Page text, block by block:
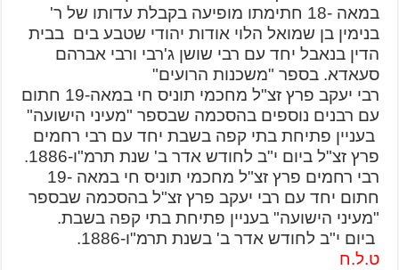
במאה -18 חתימתו מופיעה בקבלת עדותו של ר'
בנימין בן שמואל הלוי אודות יהודי שטבע בים בבית
הדין בנאבל יחד עם רבי שושן ג'רבי ורבי אברהם
סעאדא. בספר "משכנות הרועים"
רבי יעקב פרץ זצ"ל מחכמי תוניס חי במאה-19 חתום
עם רבנים נוספים בהסכמה שבספר "מעיני הישועה"
בעניין פתיחת בתי קפה בשבת יחד עם רבי רחמים
פרץ זצ"ל ביום י"ב לחודש אדר ב' שנת תרמ"ו-1886.
רבי רחמים פרץ זצ"ל מחכמי תוניס חי במאה -19
חתום יחד עם רבי יעקב פרץ זצ"ל בהסכמה שבספר
"מעיני הישועה" בעניין פתיחת בתי קפה בשבת.
ביום י"ב לחודש אדר ב' בשנת תרמ"ו-1886.
ט.ל.ח